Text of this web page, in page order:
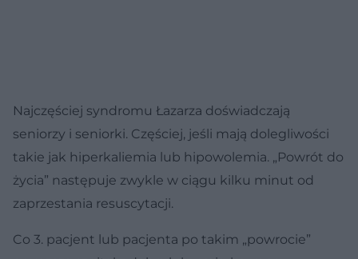
Najczęściej syndromu Łazarza doświadczają
seniorzy i seniorki. Częściej, jeśli mają dolegliwości
takie jak hiperkaliemia lub hipowolemia. „Powrót do
życia” następuje zwykle w ciągu kilku minut od
zaprzestania resuscytacji.
Co 3. pacjent lub pacjenta po takim „powrocie”